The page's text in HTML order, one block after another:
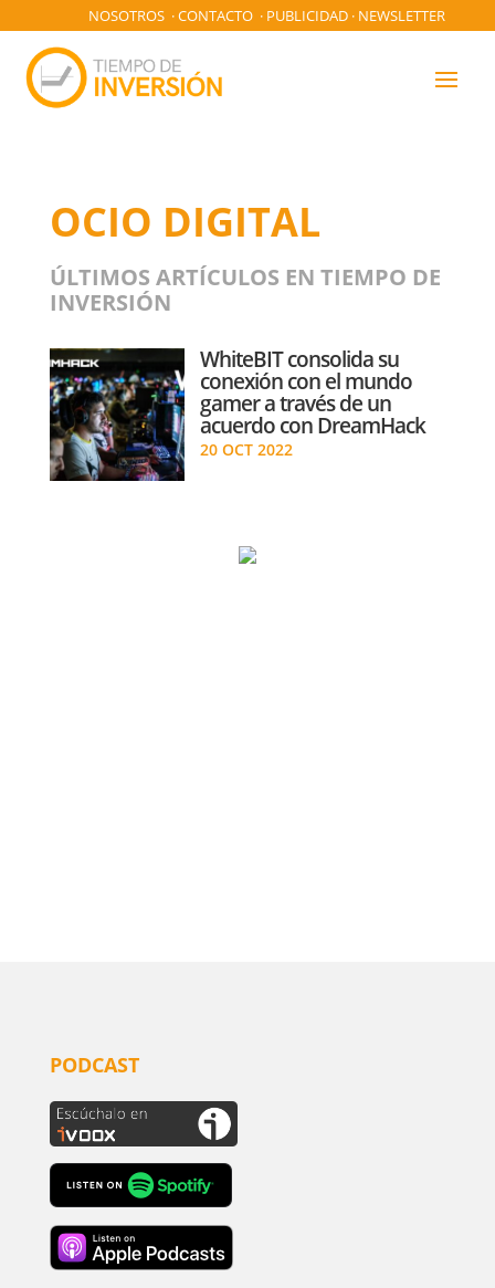
NOSOTROS ·CONTACTO · PUBLICIDAD · NEWSLETTER
OCIO DIGITAL
ÚLTIMOS ARTÍCULOS EN TIEMPO DE
INVERSIÓN
WhiteBIT consolida su
conexión con el mundo
gamer a través de un
acuerdo con DreamHack
20 OCT 2022
PODCAST